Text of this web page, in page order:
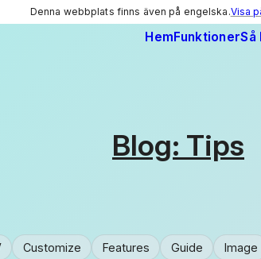
HemFunktionerSå
Blog: Tips
Customize Features Guide Image
Denna webbplats finns även på engelska.Visa